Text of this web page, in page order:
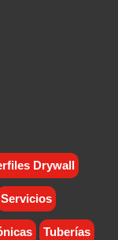
Drywall
Servicios
Tuberías